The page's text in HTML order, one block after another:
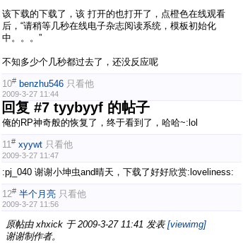
该下载的下载了，该 打开的也打开了，点橙色在线观看
后，“请稍等几秒在线电子杂志阅读系统，模板初始化
中。。。”
不知多少个几秒都过去了，还没反应呢
10# benzhu546 只看他
2009-3-27 11:44
回复 #7 tyybyyf 的帖子
俺的RP神奇般的恢复了，终于看到了，哈哈~:lol
11# xyywt 只看他
2009-3-27 11:47
:pj_040 谢谢小坤虫and晴天，下载了好好欣赏:loveliness:
12# 半个月亮 只看他
2009-3-27 11:56
原帖由xhxick 于 2009-3-27 11:41 发表 [viewimg]
谢谢制作者。